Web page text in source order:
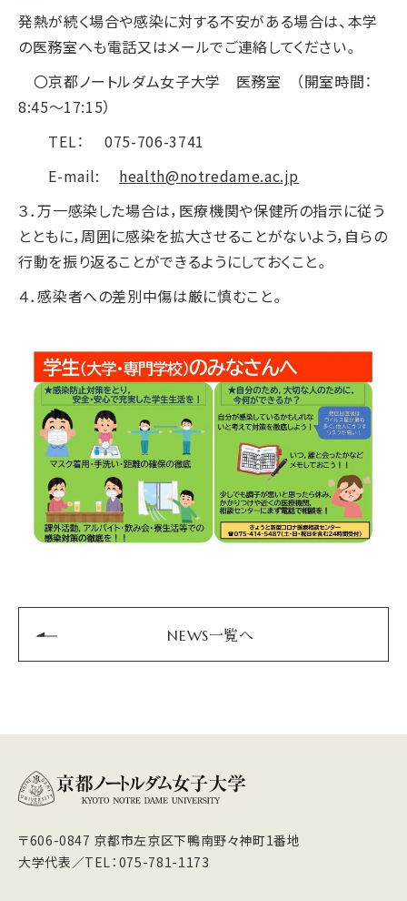
発熱が続く場合や感染に対する不安がある場合は、本学
の医務室へも電話又はメールでご連絡してください。
〇京都ノートルダム女子大学 医務室 （開室時間：
8:45～17:15）
TEL： 075-706-3741
E-mail: health@notredame.ac.jp
３．万一感染した場合は，医療機関や保健所の指示に従う
とともに，周囲に感染を拡大させることがないよう，自らの
行動を振り返ることができるようにしておくこと。
４．感染者への差別中傷は厳に慎むこと。
NEWS一覧へ
〒606-0847 京都市左京区下鴨南野々神町1番地
大学代表／TEL：075-781-1173